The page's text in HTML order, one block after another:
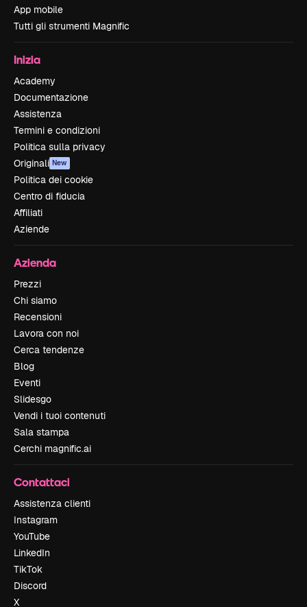
App mobile
Tutti gli strumenti Magnific
Inizia
Academy
Documentazione
Assistenza
Termini e condizioni
Politica sulla privacy
Originali New
Politica dei cookie
Centro di fiducia
Affiliati
Aziende
Azienda
Prezzi
Chi siamo
Recensioni
Lavora con noi
Cerca tendenze
Blog
Eventi
Slidesgo
Vendi i tuoi contenuti
Sala stampa
Cerchi magnific.ai
Contattaci
Assistenza clienti
Instagram
YouTube
LinkedIn
TikTok
Discord
X